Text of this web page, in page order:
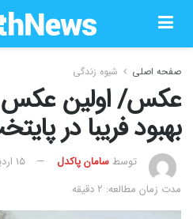
صفحه اصلی شیوه زندگی
عکس/ اولین عکس
بهبود فریبا در
توسطسامان پاکدل
۱۵ اردیبهشت ۱۴۰۳
مدت زمان مطالعه: 2 دقیقه